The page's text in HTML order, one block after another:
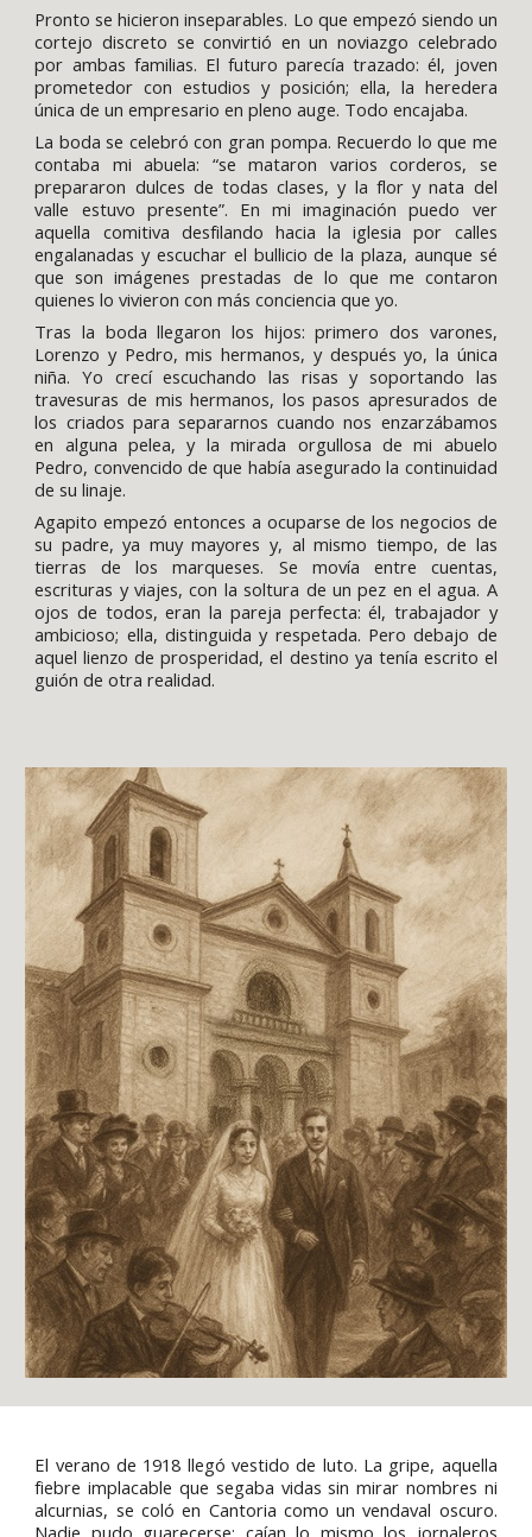
Pronto se hicieron inseparables. Lo que empezó siendo un
cortejo discreto se convirtió en un noviazgo celebrado
por ambas familias. El futuro parecía trazado: él, joven
prometedor con estudios y posición; ella, la heredera
única de un empresario en pleno auge. Todo encajaba.
La boda se celebró con gran pompa. Recuerdo lo que me
contaba mi abuela: “se mataron varios corderos, se
prepararon dulces de todas clases, y la flor y nata del
valle estuvo presente”. En mi imaginación puedo ver
aquella comitiva desfilando hacia la iglesia por calles
engalanadas y escuchar el bullicio de la plaza, aunque sé
que son imágenes prestadas de lo que me contaron
quienes lo vivieron con más conciencia que yo.
Tras la boda llegaron los hijos: primero dos varones,
Lorenzo y Pedro, mis hermanos, y después yo, la única
niña. Yo crecí escuchando las risas y soportando las
travesuras de mis hermanos, los pasos apresurados de
los criados para separarnos cuando nos enzarzábamos
en alguna pelea, y la mirada orgullosa de mi abuelo
Pedro, convencido de que había asegurado la continuidad
de su linaje.
Agapito empezó entonces a ocuparse de los negocios de
su padre, ya muy mayores y, al mismo tiempo, de las
tierras de los marqueses. Se movía entre cuentas,
escrituras y viajes, con la soltura de un pez en el agua. A
ojos de todos, eran la pareja perfecta: él, trabajador y
ambicioso; ella, distinguida y respetada. Pero debajo de
aquel lienzo de prosperidad, el destino ya tenía escrito el
guión de otra realidad.
El verano de 1918 llegó vestido de luto. La gripe, aquella
fiebre implacable que segaba vidas sin mirar nombres ni
alcurnias, se coló en Cantoria como un vendaval oscuro.
Nadie pudo guarecerse: caían lo mismo los jornaleros